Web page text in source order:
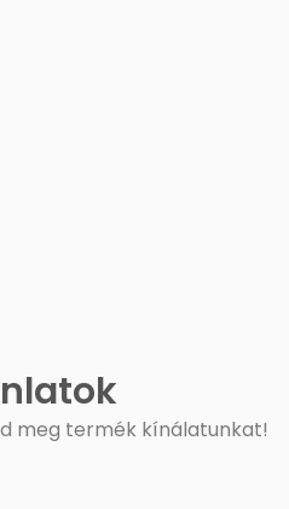
meg termék kínálatunkat!